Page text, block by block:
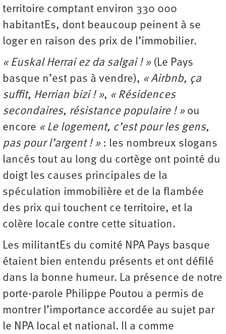
territoire comptant environ 330 000
habitantEs, dont beaucoup peinent à se
loger en raison des prix de l’immobilier.
« Euskal Herrai ez da salgai ! » (Le Pays
basque n’est pas à vendre), « Airbnb, ça
suffit, Herrian bizi ! », « Résidences
secondaires, résistance populaire ! » ou
encore « Le logement, c’est pour les gens,
pas pour l’argent ! » : les nombreux slogans
lancés tout au long du cortège ont pointé du
doigt les causes principales de la
spéculation immobilière et de la flambée
des prix qui touchent ce territoire, et la
colère locale contre cette situation.
Les militantEs du comité NPA Pays basque
étaient bien entendu présents et ont défilé
dans la bonne humeur. La présence de notre
porte-parole Philippe Poutou a permis de
montrer l’importance accordée au sujet par
le NPA local et national. Il a comme